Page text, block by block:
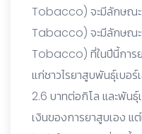
Tobacco) จะมีลักษณะ
Tabacco) จะมีลักษณะ
Tobacco) ที่ในปีนี้การ
แก่ชาวไรยาสูบพันธุ์เบอ
2.6 บาทต่อกิโล และพันธุ์
เงินของการยาสูบเอง แ